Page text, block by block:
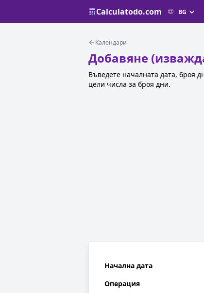
Calculatodo.com
Календари
Добавяне
Въведете началната дата, броя
цели числа за броя дни.
Начална дата
Операция